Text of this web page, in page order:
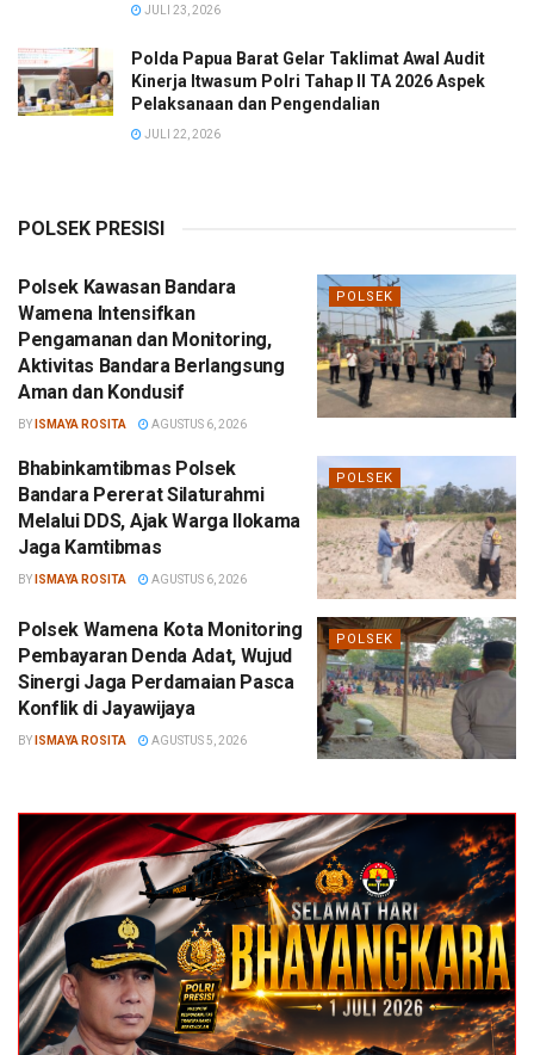
JULI 23, 2026
Polda Papua Barat Gelar Taklimat Awal Audit
Kinerja Itwasum Polri Tahap II TA 2026 Aspek
Pelaksanaan dan Pengendalian
JULI 22, 2026
POLSEK PRESISI
POLSEK
Polsek Kawasan Bandara
Wamena Intensifkan
Pengamanan dan Monitoring,
Aktivitas Bandara Berlangsung
Aman dan Kondusif
BY ISMAYA ROSITA AGUSTUS 6, 2026
POLSEK
Bhabinkamtibmas Polsek
Bandara Pererat Silaturahmi
Melalui DDS, Ajak Warga Ilokama
Jaga Kamtibmas
BY ISMAYA ROSITA AGUSTUS 6, 2026
POLSEK
Polsek Wamena Kota Monitoring
Pembayaran Denda Adat, Wujud
Sinergi Jaga Perdamaian Pasca
Konflik di Jayawijaya
BY ISMAYA ROSITA AGUSTUS 5, 2026